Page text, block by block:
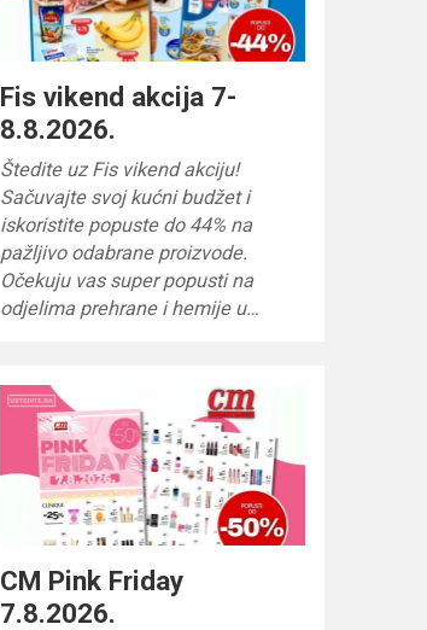
Fis vikend akcija 7-
8.8.2026.
Štedite uz Fis vikend akciju!
Sačuvajte svoj kućni budžet i
iskoristite popuste do 44% na
pažljivo odabrane proizvode.
Očekuju vas super popusti na
odjelima prehrane i hemije u…
CM Pink Friday
7.8.2026.